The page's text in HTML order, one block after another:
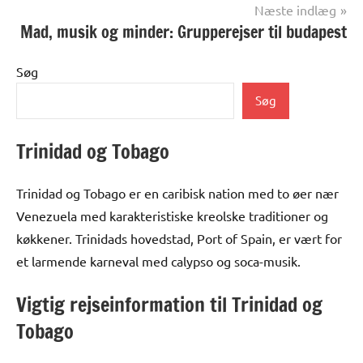
Næste indlæg
Mad, musik og minder: Grupperejser til budapest
Søg
Søg
Trinidad og Tobago
Trinidad og Tobago er en caribisk nation med to øer nær
Venezuela med karakteristiske kreolske traditioner og
køkkener. Trinidads hovedstad, Port of Spain, er vært for
et larmende karneval med calypso og soca-musik.
Vigtig rejseinformation til Trinidad og
Tobago